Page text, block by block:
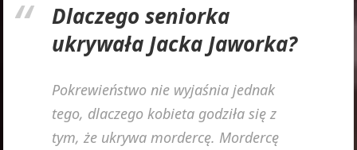
Dlaczego seniorka
ukrywała Jacka Jaworka?
Pokrewieństwo nie wyjaśnia jednak
tego, dlaczego kobieta godziła się z
tym, że ukrywa mordercę. Mordercę